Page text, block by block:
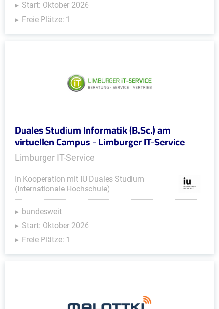
Start: Oktober 2026
Freie Plätze: 1
Duales Studium Informatik (B.Sc.) am
virtuellen Campus - Limburger IT-Service
Limburger IT-Service
In Kooperation mit IU Duales Studium
(Internationale Hochschule)
bundesweit
Start: Oktober 2026
Freie Plätze: 1